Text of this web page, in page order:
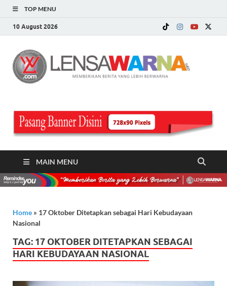
TOP MENU
10 August 2026
MAIN MENU
Home » 17 Oktober Ditetapkan sebagai Hari Kebudayaan
Nasional
TAG: 17 OKTOBER DITETAPKAN SEBAGAI
HARI KEBUDAYAAN NASIONAL